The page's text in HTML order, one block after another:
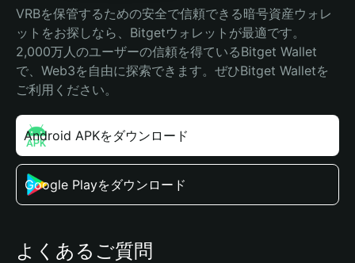
VRBを保管するための安全で信頼できる暗号資産ウォレ
ットをお探しなら、Bitgetウォレットが最適です。
2,000万人のユーザーの信頼を得ているBitget Wallet
で、Web3を自由に探索できます。ぜひBitget Walletを
ご利用ください。
Android APKをダウンロード
Google Playをダウンロード
よくあるご質問